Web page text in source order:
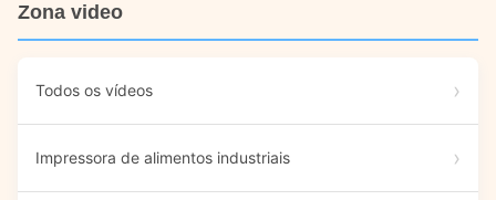
Zona video
Todos os vídeos
Impressora de alimentos industriais